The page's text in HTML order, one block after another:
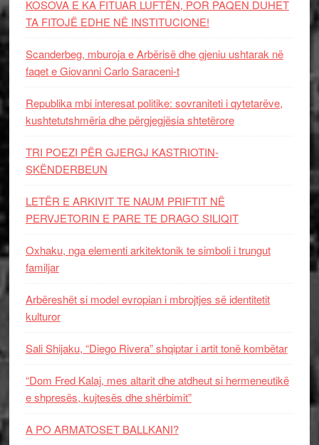
KOSOVA E KA FITUAR LUFTËN, POR PAQEN DUHET
TA FITOJË EDHE NË INSTITUCIONE!
Scanderbeg, mburoja e Arbërisë dhe gjeniu ushtarak në
faqet e Giovanni Carlo Saraceni-t
Republika mbi interesat politike: sovraniteti i qytetarëve,
kushtetutshmëria dhe përgjegjësia shtetërore
TRI POEZI PËR GJERGJ KASTRIOTIN-
SKËNDERBEUN
LETËR E ARKIVIT TE NAUM PRIFTIT NË
PERVJETORIN E PARE TE DRAGO SILIQIT
Oxhaku, nga elementi arkitektonik te simboli i trungut
familjar
Arbëreshët si model evropian i mbrojtjes së identitetit
kulturor
Sali Shijaku, “Diego Rivera” shqiptar i artit tonë kombëtar
“Dom Fred Kalaj, mes altarit dhe atdheut si hermeneutikë
e shpresës, kujtesës dhe shërbimit”
A PO ARMATOSET BALLKANI?